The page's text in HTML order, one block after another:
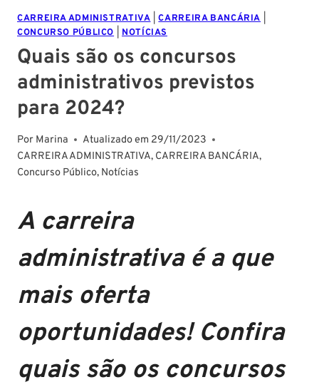
CARREIRA ADMINISTRATIVA|CARREIRA BANCÁRIA|
CONCURSO PÚBLICO
NOTÍCIAS
Quais são os concursos
administrativos previstos
para 2024?
Por Marina Atualizado em 29/11/2023
CARREIRA ADMINISTRATIVA, CARREIRA BANCÁRIA,
Concurso Público, Notícias
A carreira
administrativa é a que
mais oferta
oportunidades! Confira
quais são os concursos